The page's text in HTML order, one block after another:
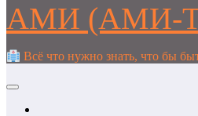
АМИ (АМИ-
Всё что нужно знать, что бы